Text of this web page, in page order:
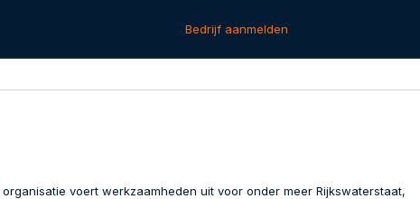
Bedrijf aanmelden
voert werkzaamheden uit voor onder meer Rijkswaterstaat,